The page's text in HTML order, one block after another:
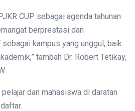
CUP sebagai agenda tahunan
berprestasi dan
kampus yang unggul, baik
tambah Dr. Robert Tetikay,
dan mahasiswa di daratan